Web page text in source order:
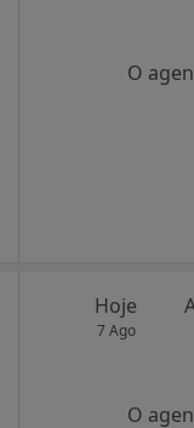
O
Hoje
7 Ago
O